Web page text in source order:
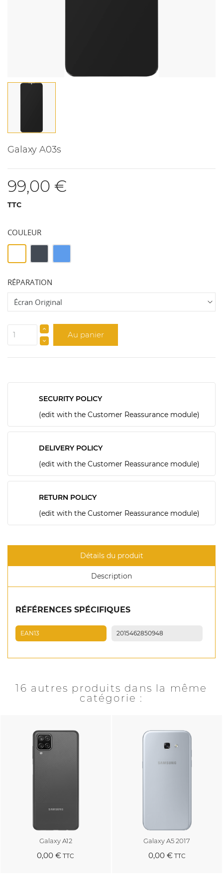
Galaxy A03s
99,00 €
TTC
COULEUR
Blanc
RÉPARATION
Au panier
SECURITY POLICY
(edit with the Customer Reassurance module)
DELIVERY POLICY
(edit with the Customer Reassurance module)
RETURN POLICY
(edit with the Customer Reassurance module)
Détails du produit
Description
RÉFÉRENCES SPÉCIFIQUES
EAN13 2015462850948
16 autres produits dans la même
catégorie :
Galaxy A12
0,00 € TTC
Galaxy A5 2017
0,00 €TTC